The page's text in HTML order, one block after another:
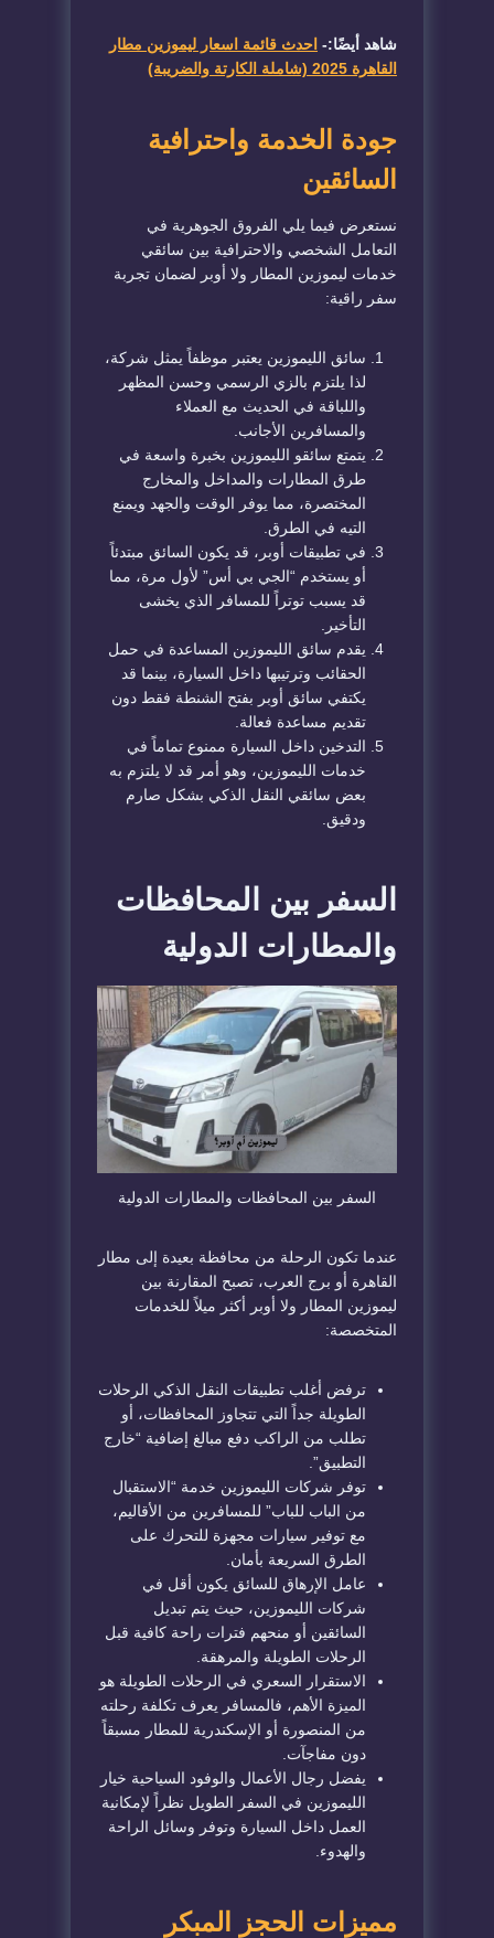
شاهد أيضًا:- احدث قائمة اسعار ليموزين مطار
القاهرة 2025 (شاملة الكارتة والضريبة)
​جودة الخدمة واحترافية
السائقين
​نستعرض فيما يلي الفروق الجوهرية في
التعامل الشخصي والاحترافية بين سائقي
خدمات ليموزين المطار ولا أوبر لضمان تجربة
سفر راقية:
​سائق الليموزين يعتبر موظفاً يمثل شركة،
لذا يلتزم بالزي الرسمي وحسن المظهر
واللباقة في الحديث مع العملاء
والمسافرين الأجانب.
​يتمتع سائقو الليموزين بخبرة واسعة في
طرق المطارات والمداخل والمخارج
المختصرة، مما يوفر الوقت والجهد ويمنع
التيه في الطرق.
​في تطبيقات أوبر، قد يكون السائق مبتدئاً
أو يستخدم “الجي بي أس” لأول مرة، مما
قد يسبب توتراً للمسافر الذي يخشى
التأخير.
​يقدم سائق الليموزين المساعدة في حمل
الحقائب وترتيبها داخل السيارة، بينما قد
يكتفي سائق أوبر بفتح الشنطة فقط دون
تقديم مساعدة فعالة.
​التدخين داخل السيارة ممنوع تماماً في
خدمات الليموزين، وهو أمر قد لا يلتزم به
بعض سائقي النقل الذكي بشكل صارم
ودقيق.
​السفر بين المحافظات
والمطارات الدولية
​السفر بين المحافظات والمطارات الدولية
​عندما تكون الرحلة من محافظة بعيدة إلى مطار
القاهرة أو برج العرب، تصبح المقارنة بين
ليموزين المطار ولا أوبر أكثر ميلاً للخدمات
المتخصصة:
​ترفض أغلب تطبيقات النقل الذكي الرحلات
الطويلة جداً التي تتجاوز المحافظات، أو
تطلب من الراكب دفع مبالغ إضافية “خارج
التطبيق”.
​توفر شركات الليموزين خدمة “الاستقبال
من الباب للباب” للمسافرين من الأقاليم،
مع توفير سيارات مجهزة للتحرك على
الطرق السريعة بأمان.
​عامل الإرهاق للسائق يكون أقل في
شركات الليموزين، حيث يتم تبديل
السائقين أو منحهم فترات راحة كافية قبل
الرحلات الطويلة والمرهقة.
​الاستقرار السعري في الرحلات الطويلة هو
الميزة الأهم، فالمسافر يعرف تكلفة رحلته
من المنصورة أو الإسكندرية للمطار مسبقاً
دون مفاجآت.
​يفضل رجال الأعمال والوفود السياحية خيار
الليموزين في السفر الطويل نظراً لإمكانية
العمل داخل السيارة وتوفر وسائل الراحة
والهدوء.
​مميزات الحجز المبكر